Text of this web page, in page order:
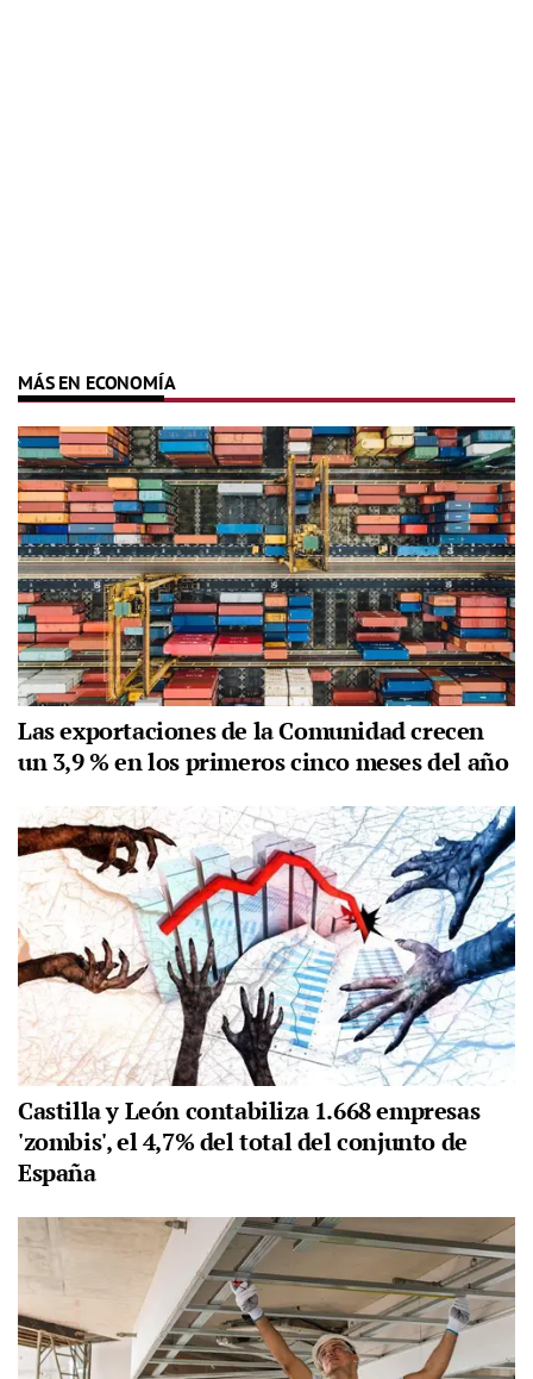
MÁS EN ECONOMÍA
Las exportaciones de la Comunidad crecen
un 3,9 % en los primeros cinco meses del año
Castilla y León contabiliza 1.668 empresas
'zombis', el 4,7% del total del conjunto de
España